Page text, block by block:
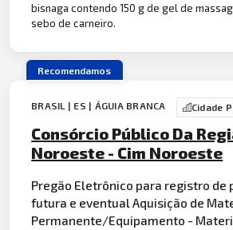
bisnaga contendo 150 g de gel de
sebo de carneiro.
Recomendamos
BRASIL | ES | ÁGUIA BRANCA Cidade
Consórcio Público Da
Noroeste - Cim Noroeste
Pregão Eletrônico para registro de
futura e eventual Aquisição de
Permanente/Equipamento -